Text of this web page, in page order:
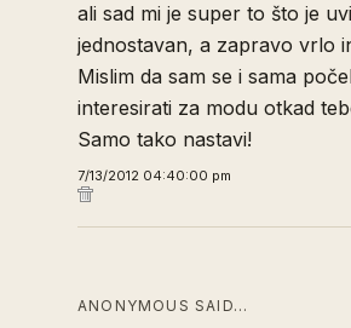
ali sad mi je super to što je
jednostavan, a zapravo vrlo
Mislim da sam se i sama
interesirati za modu otkad
Samo tako nastavi!
7/13/2012 04:40:00 pm
ANONYMOUS SAID…